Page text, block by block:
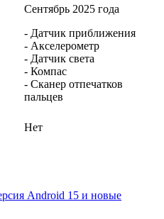
Сентябрь 2025 года
- Датчик приближения
- Акселерометр
- Датчик света
- Компас
- Сканер отпечатков
пальцев
Нет